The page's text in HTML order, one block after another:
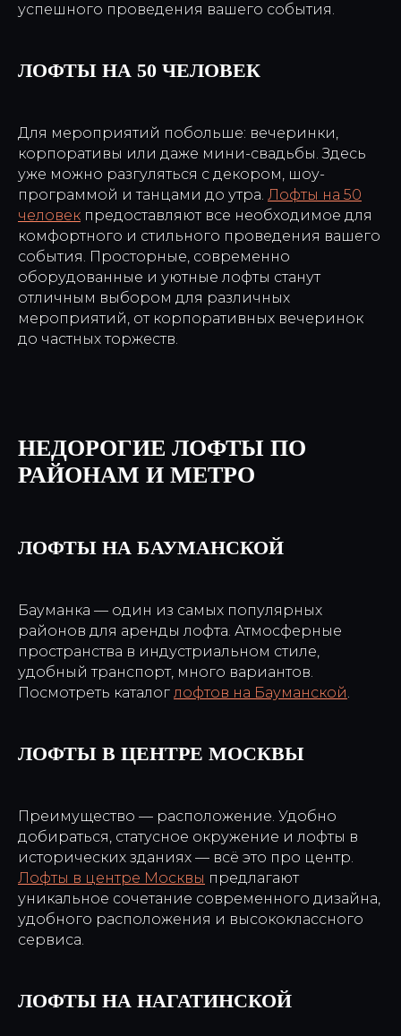
успешного проведения вашего события.
ЛОФТЫ НА 50 ЧЕЛОВЕК
Для мероприятий побольше: вечеринки,
корпоративы или даже мини-свадьбы. Здесь
уже можно разгуляться с декором, шоу-
программой и танцами до утра. Лофты на 50
человек предоставляют все необходимое для
комфортного и стильного проведения вашего
события. Просторные, современно
оборудованные и уютные лофты станут
отличным выбором для различных
мероприятий, от корпоративных вечеринок
до частных торжеств.
НЕДОРОГИЕ ЛОФТЫ ПО
РАЙОНАМ И МЕТРО
ЛОФТЫ НА БАУМАНСКОЙ
Бауманка — один из самых популярных
районов для аренды лофта. Атмосферные
пространства в индустриальном стиле,
удобный транспорт, много вариантов.
Посмотреть каталог лофтов на Бауманской.
ЛОФТЫ В ЦЕНТРЕ МОСКВЫ
Преимущество — расположение. Удобно
добираться, статусное окружение и лофты в
исторических зданиях — всё это про центр.
Лофты в центре Москвы предлагают
уникальное сочетание современного дизайна,
удобного расположения и высококлассного
сервиса.
ЛОФТЫ НА НАГАТИНСКОЙ